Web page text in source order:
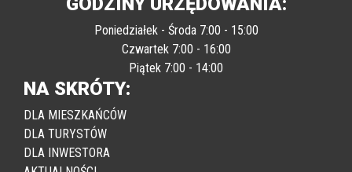
GODZINY URZĘDOWANIA:
Poniedziałek - Środa 7:00 - 15:00
Czwartek 7:00 - 16:00
Piątek 7:00 - 14:00
NA SKRÓTY:
DLA MIESZKAŃCÓW
DLA TURYSTÓW
DLA INWESTORA